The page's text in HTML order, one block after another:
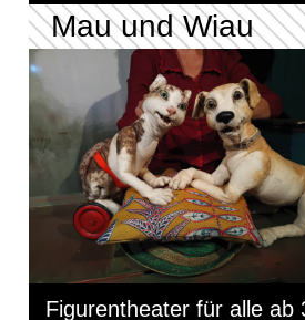
Mau und Wiau
Figurentheater für alle ab